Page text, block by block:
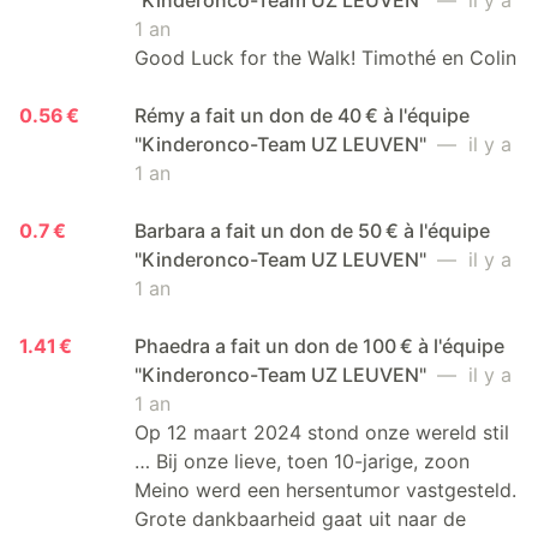
1 an
Good Luck for the Walk! Timothé en Colin
0.56 €
Rémy a fait un don de 40 € à l'équipe
"Kinderonco-Team UZ LEUVEN" — il y a
1 an
0.7 €
Barbara a fait un don de 50 € à l'équipe
"Kinderonco-Team UZ LEUVEN" — il y a
1 an
1.41 €
Phaedra a fait un don de 100 € à l'équipe
"Kinderonco-Team UZ LEUVEN" — il y a
1 an
Op 12 maart 2024 stond onze wereld stil
… Bij onze lieve, toen 10-jarige, zoon
Meino werd een hersentumor vastgesteld.
Grote dankbaarheid gaat uit naar de